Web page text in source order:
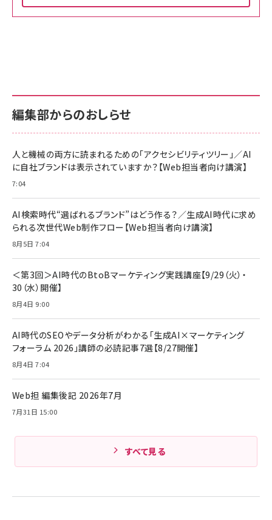
￥880
anan(アンアン)2026/06/24号 No.2500増刊
スペシャルエディション[王道エンタメの矜持／
￥1,100
年後半、あなたの恋と運命／山田涼介]
￥880
Amazonランキングをもっと見る
サポート正規品 メーカー保証5年 KLMEA128G
NIMASO ガラスフィルム iPhone 17 用 保護フィ
すい ガイド枠付き いPhone17 (6.3インチ) 対応
2枚セット DSP25F1698
￥1,599
【New】Amazon Fire TV Stick HD | 手軽にスト
レイヤー
￥6,980
Anker Soundcore P31i (Bluetooth 6.1) 【完
全ワイヤレスイヤホン/アクティブノイズキャンセリ
ング/マルチポイント接続 / 最大50時間再生 / PSE
Anker PowerLine III Flow USB-C & USB-C
ケーブル Anker絡まないケーブル 240W 結束バン
ド付き USB PD対応 シリコン素材採用 iPhone
17 / 16 / 15 / Galaxy iPad Pro MacBook
Amazonランキングをもっと見る
サポート正規品 メーカー保証5年 KLMEA128G
Amazon eギフトカード - Amazonロゴ - クラ
￥5,000
ケーブル Anker絡まないケーブル 240W 結束バン
17 / 16 / 15 / Galaxy iPad Pro MacBook
Pro/Air 各種対応 (1.8m ミッドナイトブラック)
￥1,890
キャンペーン】
￥4,857
Amazonランキングをもっと見る
編集部からのおしらせ
人と機械の両方に読まれるための「アクセシビリティツリー」／AI
に自社ブランドは表示されていますか？【Web担当者向け講演】
7:04
AI検索時代“選ばれるブランド”はどう作る？／生成AI時代に求め
られる次世代Web制作フロー【Web担当者向け講演】
8月5日 7:04
＜第3回＞AI時代のBtoBマーケティング実践講座【9/29（火）・
30（水）開催】
8月4日 9:00
AI時代のSEOやデータ分析がわかる「生成AI×マーケティング
フォーラム 2026」講師の必読記事7選【8/27開催】
8月4日 7:04
Web担 編集後記 2026年7月
7月31日 15:00
すべて見る